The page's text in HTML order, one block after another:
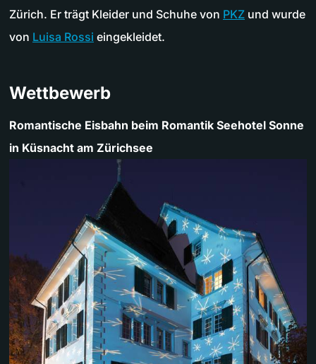
Zürich. Er trägt Kleider und Schuhe von PKZ und wurde
von Luisa Rossi eingekleidet.
Wettbewerb
Romantische Eisbahn beim Romantik Seehotel Sonne
in Küsnacht am Zürichsee